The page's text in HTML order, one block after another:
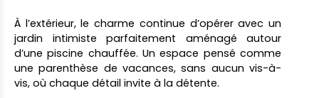
À l’extérieur, le charme continue d’opérer avec un
jardin intimiste parfaitement aménagé autour
d’une piscine chauffée. Un espace pensé comme
une parenthèse de vacances, sans aucun vis-à-
vis, où chaque détail invite à la détente.